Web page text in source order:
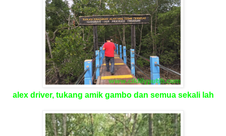
alex driver, tukang amik gambo dan semua sekali lah